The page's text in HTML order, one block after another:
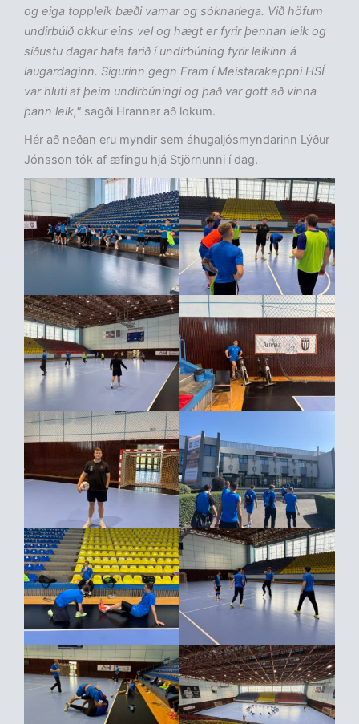
og eiga toppleik bæði varnar og sóknarlega. Við höfum
undirbúið okkur eins vel og hægt er fyrir þennan leik og
síðustu dagar hafa farið í undirbúning fyrir leikinn á
laugardaginn. Sigurinn gegn Fram í Meistarakeppni HSÍ
var hluti af þeim undirbúningi og það var gott að vinna
þann leik," sagði Hrannar að lokum.
Hér að neðan eru myndir sem áhugaljósmyndarinn Lýður
Jónsson tók af æfingu hjá Stjörnunni í dag.